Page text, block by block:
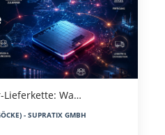
Lieferkette: Wa…
- SUPRATIX GMBH